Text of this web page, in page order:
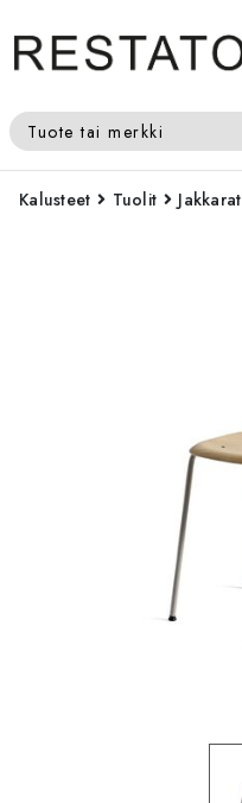
Tuote tai merkki
Kalusteet Tuolit Jakkarat